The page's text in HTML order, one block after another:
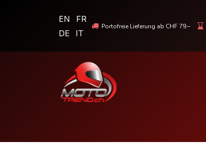
EN
FR
DE
IT
Portofreie Lieferung ab CHF 79.–